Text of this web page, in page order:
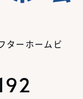
ターホームビ